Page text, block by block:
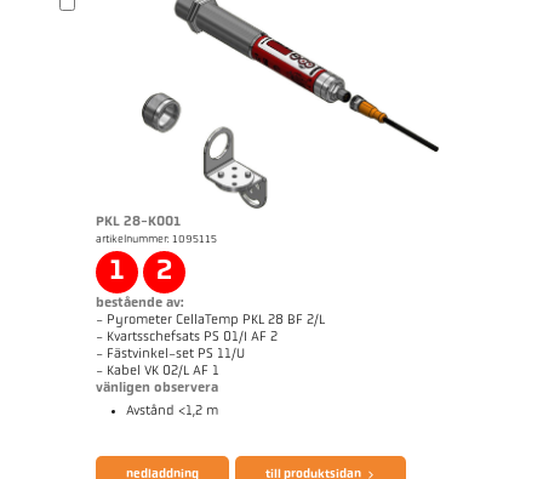
PKL 28-K001
artikelnummer: 1095115
1 2
bestående av:
- Pyrometer CellaTemp PKL 28 BF 2/L
- Kvartsschefsats PS 01/I AF 2
- Fästvinkel-set PS 11/U
- Kabel VK 02/L AF 1
vänligen observera
Avstånd <1,2 m
broschyr CellaTemp PK PKF PKL
nedladdning till produktsidan